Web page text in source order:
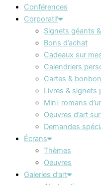
Conférences
Corporatif
Signets géants
Bons d’achat
Cadeaux sur
Calendriers
Cartes &
Livres & signets
Mini-romans
Oeuvres d’art
Demandes
Écrans
Thèmes
Oeuvres
Galeries d’art